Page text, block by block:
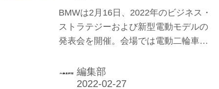
発表 Cエボリューショ
ンに次ぐ電動スクータ
ー
BMWは2月16日、2022年のビジネス・
ストラテジーおよび新型電動モデルの
発表会を開催。会場では電動二輪車
が披露され、4月22日から発売するこ
ともアナウンスされた。
編集部